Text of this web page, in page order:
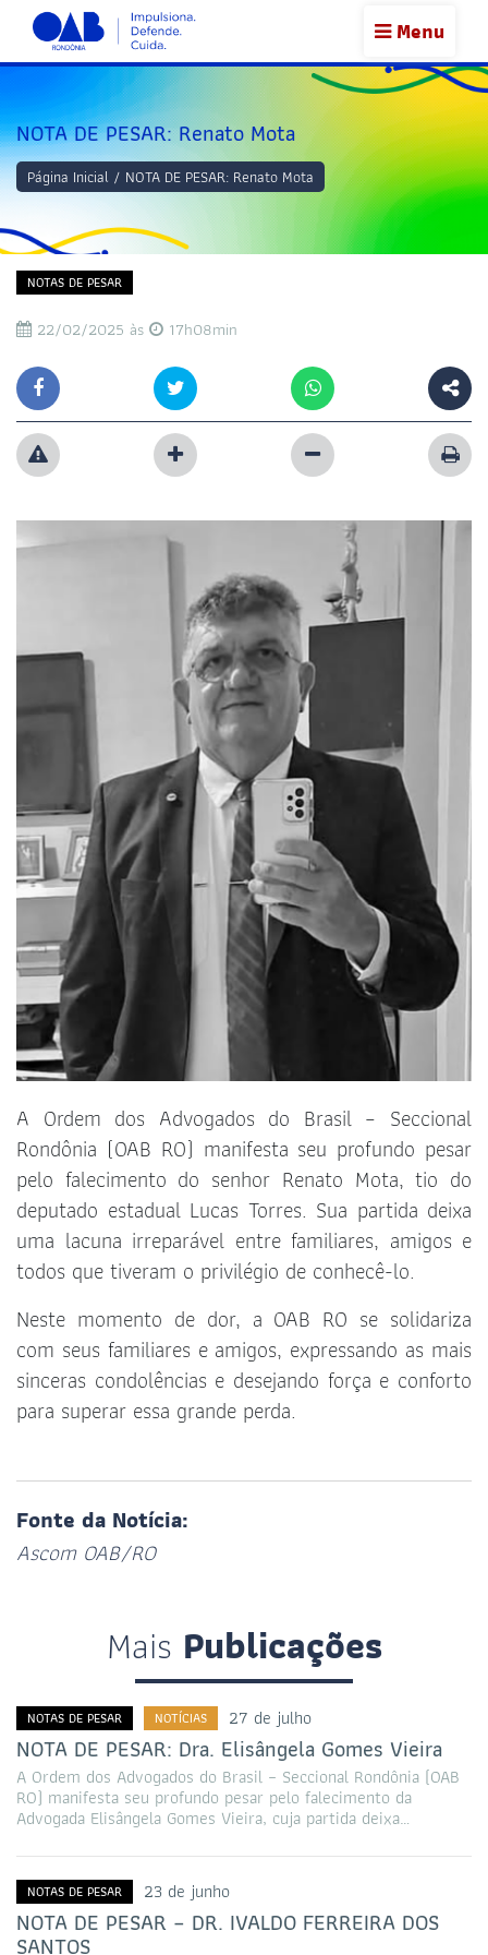
Menu
NOTA DE PESAR: Renato Mota
Página Inicial / NOTA DE PESAR: Renato Mota
NOTAS DE PESAR
22/02/2025 às 17h08min
A Ordem dos Advogados do Brasil – Seccional
Rondônia (OAB RO) manifesta seu profundo pesar
pelo falecimento do senhor Renato Mota, tio do
deputado estadual Lucas Torres. Sua partida deixa
uma lacuna irreparável entre familiares, amigos e
todos que tiveram o privilégio de conhecê-lo.
Neste momento de dor, a OAB RO se solidariza
com seus familiares e amigos, expressando as mais
sinceras condolências e desejando força e conforto
para superar essa grande perda.
Fonte da Notícia:
Ascom OAB/RO
Mais Publicações
NOTAS DE PESAR NOTÍCIAS 27 de julho
NOTA DE PESAR: Dra. Elisângela Gomes Vieira
A Ordem dos Advogados do Brasil – Seccional Rondônia (OAB
RO) manifesta seu profundo pesar pelo falecimento da
Advogada Elisângela Gomes Vieira, cuja partida deixa…
NOTAS DE PESAR 23 de junho
NOTA DE PESAR – DR. IVALDO FERREIRA DOS
SANTOS